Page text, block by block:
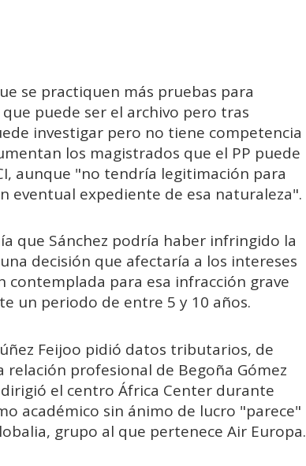
se practiquen más pruebas para
puede ser el archivo pero tras
investigar pero no tiene competencia
los magistrados que el PP puede
aunque "no tendría legitimación para
eventual expediente de esa naturaleza".
que Sánchez podría haber infringido la
decisión que afectaría a los intereses
para esa infracción grave
un periodo de entre 5 y 10 años.
Feijoo pidió datos tributarios, de
profesional de Begoña Gómez
el centro África Center durante
académico sin ánimo de lucro "parece"
grupo al que pertenece Air Europa.